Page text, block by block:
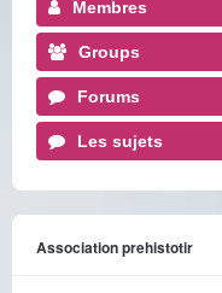
Membres
Groups
Forums
Les sujets
Association prehistotir